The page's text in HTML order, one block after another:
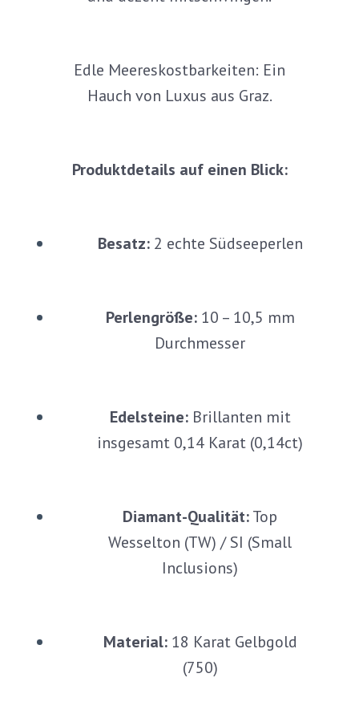
Edle Meereskostbarkeiten: Ein
Hauch von Luxus aus Graz.
Produktdetails auf einen Blick:
Besatz:2 echte Südseeperlen
Perlengröße:10 – 10,5 mm
Durchmesser
Edelsteine:Brillanten mit
insgesamt 0,14 Karat (0,14ct)
Diamant-Qualität:Top
Wesselton (TW) / SI (Small
Inclusions)
Material:18 Karat Gelbgold
(750)